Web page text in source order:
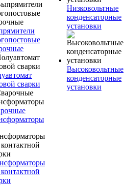
сварки
Низковольтные
конденсаторные
установки
Высоковольтные
конденсаторные
установки